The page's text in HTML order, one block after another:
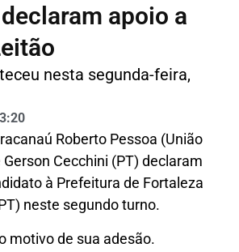
apoio a
nesta segunda-feira,
Roberto Pessoa (União
Cecchini (PT) declaram
à Prefeitura de Fortaleza
neste segundo turno.
motivo de sua adesão.